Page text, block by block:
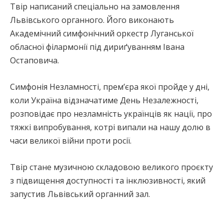
Твір написаний спеціально на замовлення
Львівського органного. Його виконають
Академічний симфонічний оркестр Луганської
обласної філармонії під дириґуванням Івана
Остаповича.
Симфонія Незламності, премʼєра якої пройде у дні,
коли Україна відзначатиме День Незалежності,
розповідає про незламність українців як нації, про
тяжкі випробування, котрі випали на нашу долю в
часи великої війни проти росії.
Твір стане музичною складовою великого проєкту
з підвищення доступності та інклюзивності, який
запустив Львівський органний зал.